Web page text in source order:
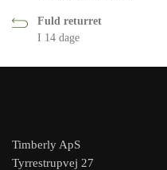
Fuld returret
I 14 dage
Timberly ApS
Tyrrestrupvej 27